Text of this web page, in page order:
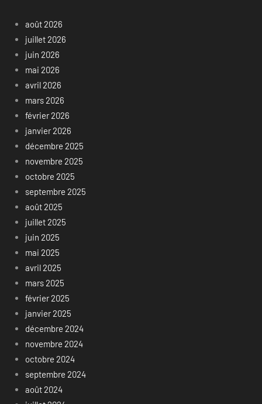
août 2026
juillet 2026
juin 2026
mai 2026
avril 2026
mars 2026
février 2026
janvier 2026
décembre 2025
novembre 2025
octobre 2025
septembre 2025
août 2025
juillet 2025
juin 2025
mai 2025
avril 2025
mars 2025
février 2025
janvier 2025
décembre 2024
novembre 2024
octobre 2024
septembre 2024
août 2024